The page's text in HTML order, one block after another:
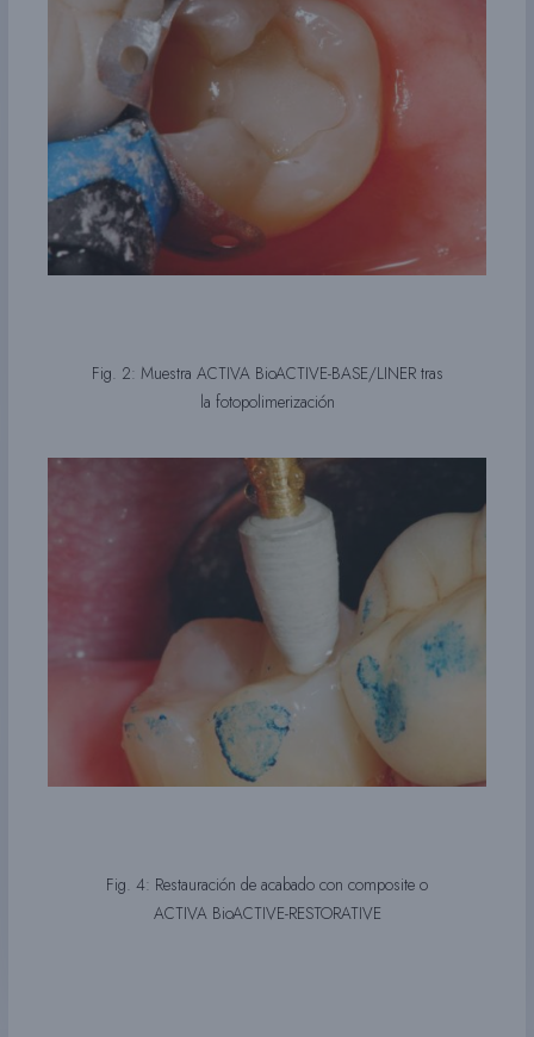
Fig. 2: Muestra ACTIVA BioACTIVE-BASE/LINER tras
la fotopolimerización
Fig. 4: Restauración de acabado con composite o
ACTIVA BioACTIVE-RESTORATIVE